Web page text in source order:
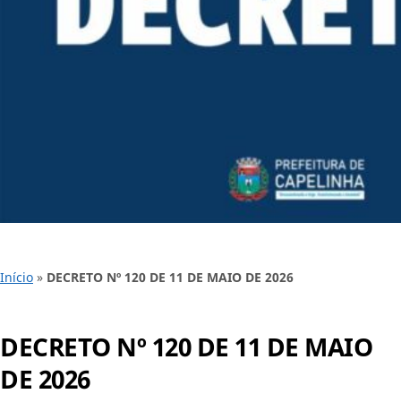
Início » DECRETO Nº 120 DE 11 DE MAIO DE 2026
DECRETO Nº 120 DE 11 DE MAIO
DE 2026